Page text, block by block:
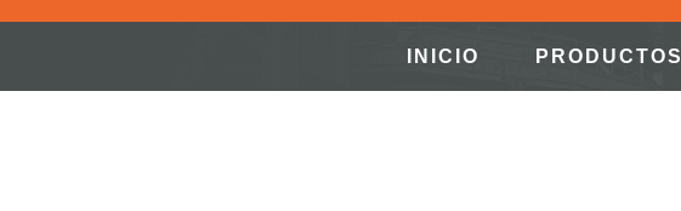
INICIO PRODUCTOS